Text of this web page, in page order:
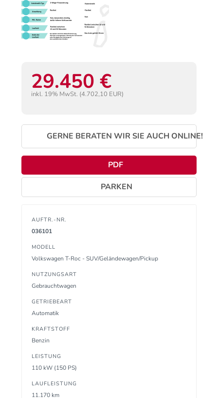
29.450 €
inkl. 19% MwSt. (4.702,10 EUR)
GERNE BERATEN WIR SIE AUCH ONLINE!
PDF
PARKEN
AUFTR.-NR.
036101
MODELL
Volkswagen T-Roc - SUV/Geländewagen/Pickup
NUTZUNGSART
Gebrauchtwagen
GETRIEBEART
Automatik
KRAFTSTOFF
Benzin
LEISTUNG
110 kW (150 PS)
LAUFLEISTUNG
11.170 km